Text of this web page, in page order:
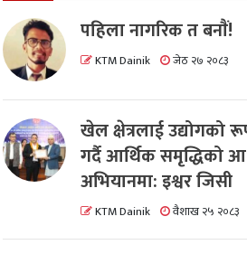
पहिला नागरिक त बनाैं!
KTM Dainik जेठ २७ २०८३
खेल क्षेत्रलाई उद्योगको
गर्दै आर्थिक समृद्धिको
अभियानमा: इश्वर जिसी
KTM Dainik वैशाख २५ २०८३